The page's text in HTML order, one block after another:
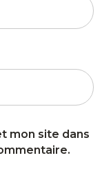
mon site dans